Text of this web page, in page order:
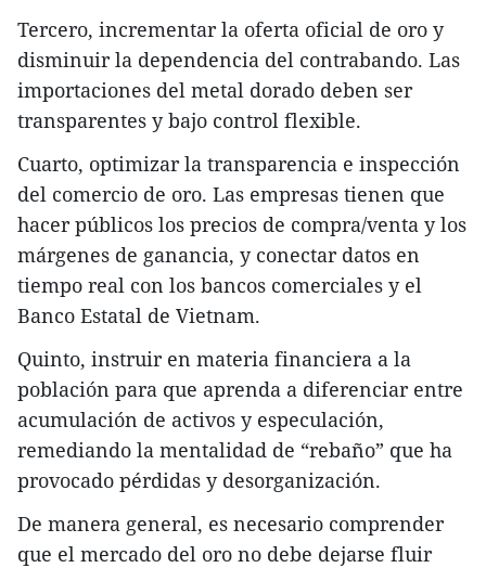
Tercero, incrementar la oferta oficial de oro y
disminuir la dependencia del contrabando. Las
importaciones del metal dorado deben ser
transparentes y bajo control flexible.
Cuarto, optimizar la transparencia e inspección
del comercio de oro. Las empresas tienen que
hacer públicos los precios de compra/venta y los
márgenes de ganancia, y conectar datos en
tiempo real con los bancos comerciales y el
Banco Estatal de Vietnam.
Quinto, instruir en materia financiera a la
población para que aprenda a diferenciar entre
acumulación de activos y especulación,
remediando la mentalidad de “rebaño” que ha
provocado pérdidas y desorganización.
De manera general, es necesario comprender
que el mercado del oro no debe dejarse fluir